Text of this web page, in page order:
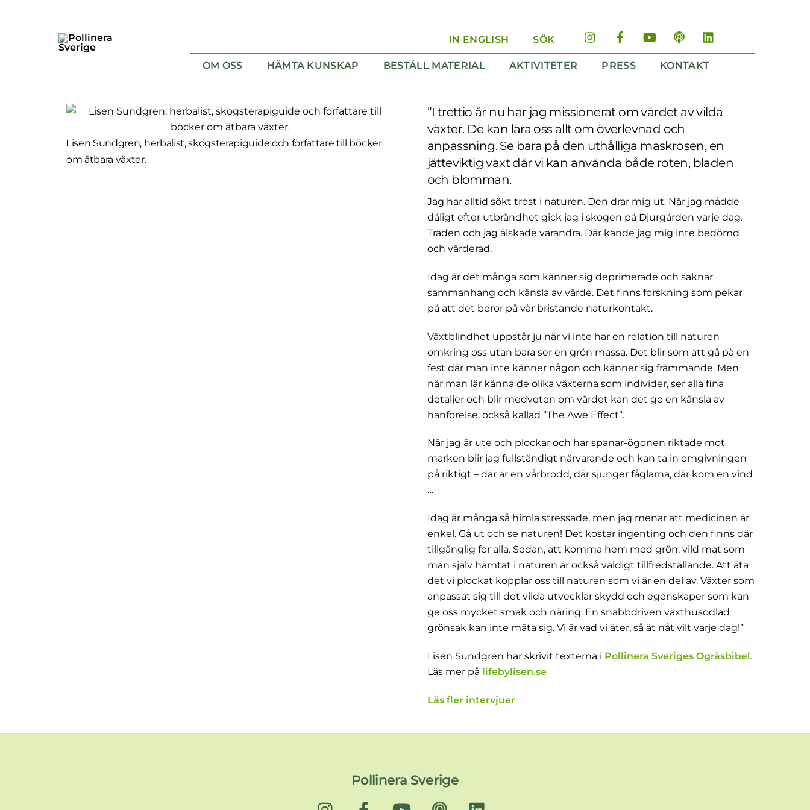
IN ENGLISH SÖK
InstagramFacebookYouTubePodd
OM OSS HÄMTA KUNSKAP BESTÄLL MATERIAL AKTIVITETER PRESS KONTAKT
Lisen Sundgren, herbalist, skogsterapiguide och författare till böcker
om ätbara växter.
”I trettio år nu har jag missionerat om värdet av vilda
växter. De kan lära oss allt om överlevnad och
anpassning. Se bara på den uthålliga maskrosen, en
jätteviktig växt där vi kan använda både roten, bladen
och blomman.
Jag har alltid sökt tröst i naturen. Den drar mig ut. När jag mådde
dåligt efter utbrändhet gick jag i skogen på Djurgården varje dag.
Träden och jag älskade varandra. Där kände jag mig inte bedömd
och värderad.
Idag är det många som känner sig deprimerade och saknar
sammanhang och känsla av värde. Det finns forskning som pekar
på att det beror på vår bristande naturkontakt.
Växtblindhet uppstår ju när vi inte har en relation till naturen
omkring oss utan bara ser en grön massa. Det blir som att gå på en
fest där man inte känner någon och känner sig främmande. Men
när man lär känna de olika växterna som individer, ser alla fina
detaljer och blir medveten om värdet kan det ge en känsla av
hänförelse, också kallad ”The Awe Effect”.
När jag är ute och plockar och har spanar-ögonen riktade mot
marken blir jag fullständigt närvarande och kan ta in omgivningen
på riktigt – där är en vårbrodd, där sjunger fåglarna, där kom en vind
…
Idag är många så himla stressade, men jag menar att medicinen är
enkel. Gå ut och se naturen! Det kostar ingenting och den finns där
tillgänglig för alla. Sedan, att komma hem med grön, vild mat som
man själv hämtat i naturen är också väldigt tillfredställande. Att äta
det vi plockat kopplar oss till naturen som vi är en del av. Växter som
anpassat sig till det vilda utvecklar skydd och egenskaper som kan
ge oss mycket smak och näring. En snabbdriven växthusodlad
grönsak kan inte mäta sig. Vi är vad vi äter, så ät nåt vilt varje dag!”
Lisen Sundgren har skrivit texterna i Pollinera Sveriges Ogräsbibel.
Läs mer på lifebylisen.se
Läs fler intervjuer
Back
Pollinera Sverige
Instagram Facebook YouTube Podd